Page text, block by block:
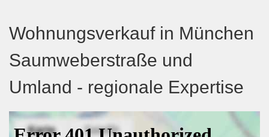
Wohnungsverkauf in München
Saumweberstraße und
Umland - regionale Expertise